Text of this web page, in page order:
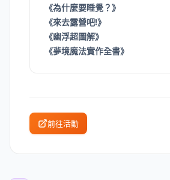
《為什麼要睡覺？》
《來去露營吧!》
《幽浮超圖解》
《夢境魔法實作全書》
前往活動